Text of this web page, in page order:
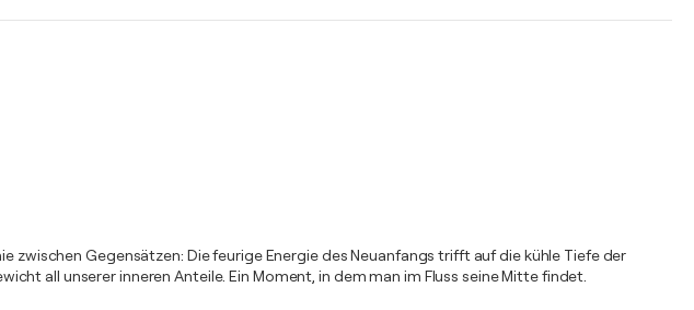
Gegensätzen: Die feurige Energie des Neuanfangs trifft auf die kühle Tiefe der
all unserer inneren Anteile. Ein Moment, in dem man im Fluss seine Mitte findet.